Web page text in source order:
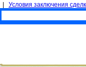
Условия заключения